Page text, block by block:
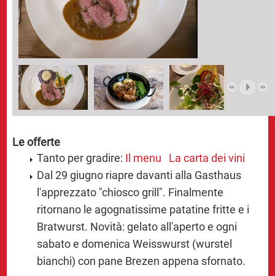
Le offerte
Tanto per gradire: Il menu
La carta dei vini
Dal 29 giugno riapre davanti alla Gasthaus
l'apprezzato "chiosco grill". Finalmente
ritornano le agognatissime patatine fritte e i
Bratwurst. Novità: gelato all'aperto e ogni
sabato e domenica Weisswurst (wurstel
bianchi) con pane Brezen appena sfornato.